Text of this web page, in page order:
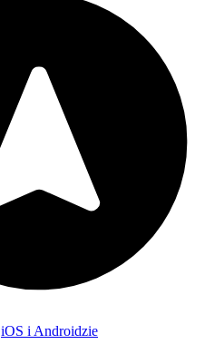
iOS i Androidzie